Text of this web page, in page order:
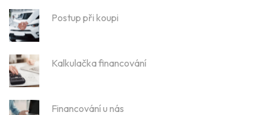
Postup při koupi
Kalkulačka financování
Financování u nás